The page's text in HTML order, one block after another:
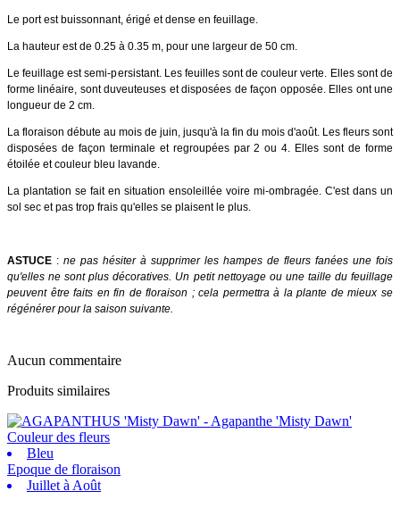
Le port est buissonnant, érigé et dense en feuillage.
La hauteur est de 0.25 à 0.35 m, pour une largeur de 50 cm.
Le feuillage est semi-persistant. Les feuilles sont de couleur verte. Elles sont de
forme linéaire, sont duveuteuses et disposées de façon opposée. Elles ont une
longueur de 2 cm.
La floraison débute au mois de juin, jusqu'à la fin du mois d'août. Les fleurs sont
disposées de façon terminale et regroupées par 2 ou 4. Elles sont de forme
étoilée et couleur bleu lavande.
La plantation se fait en situation ensoleillée voire mi-ombragée. C'est dans un
sol sec et pas trop frais qu'elles se plaisent le plus.
ASTUCE : ne pas hésiter à supprimer les hampes de fleurs fanées une fois
qu'elles ne sont plus décoratives. Un petit nettoyage ou une taille du feuillage
peuvent être faits en fin de floraison ; cela permettra à la plante de mieux se
régénérer pour la saison suivante.
Aucun commentaire
Produits similaires
Couleur des fleurs
Bleu
Epoque de floraison
Juillet à Août